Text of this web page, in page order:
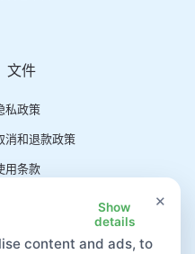
文件
私政策
消和退款政策
用条款
×
Show
details
content and ads, to